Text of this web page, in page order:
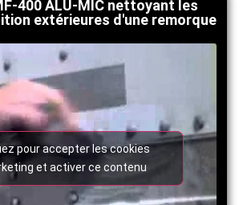
400 ALU-MIC nettoyant les
extérieures d'une remorque
pour accepter les cookies
et activer ce contenu